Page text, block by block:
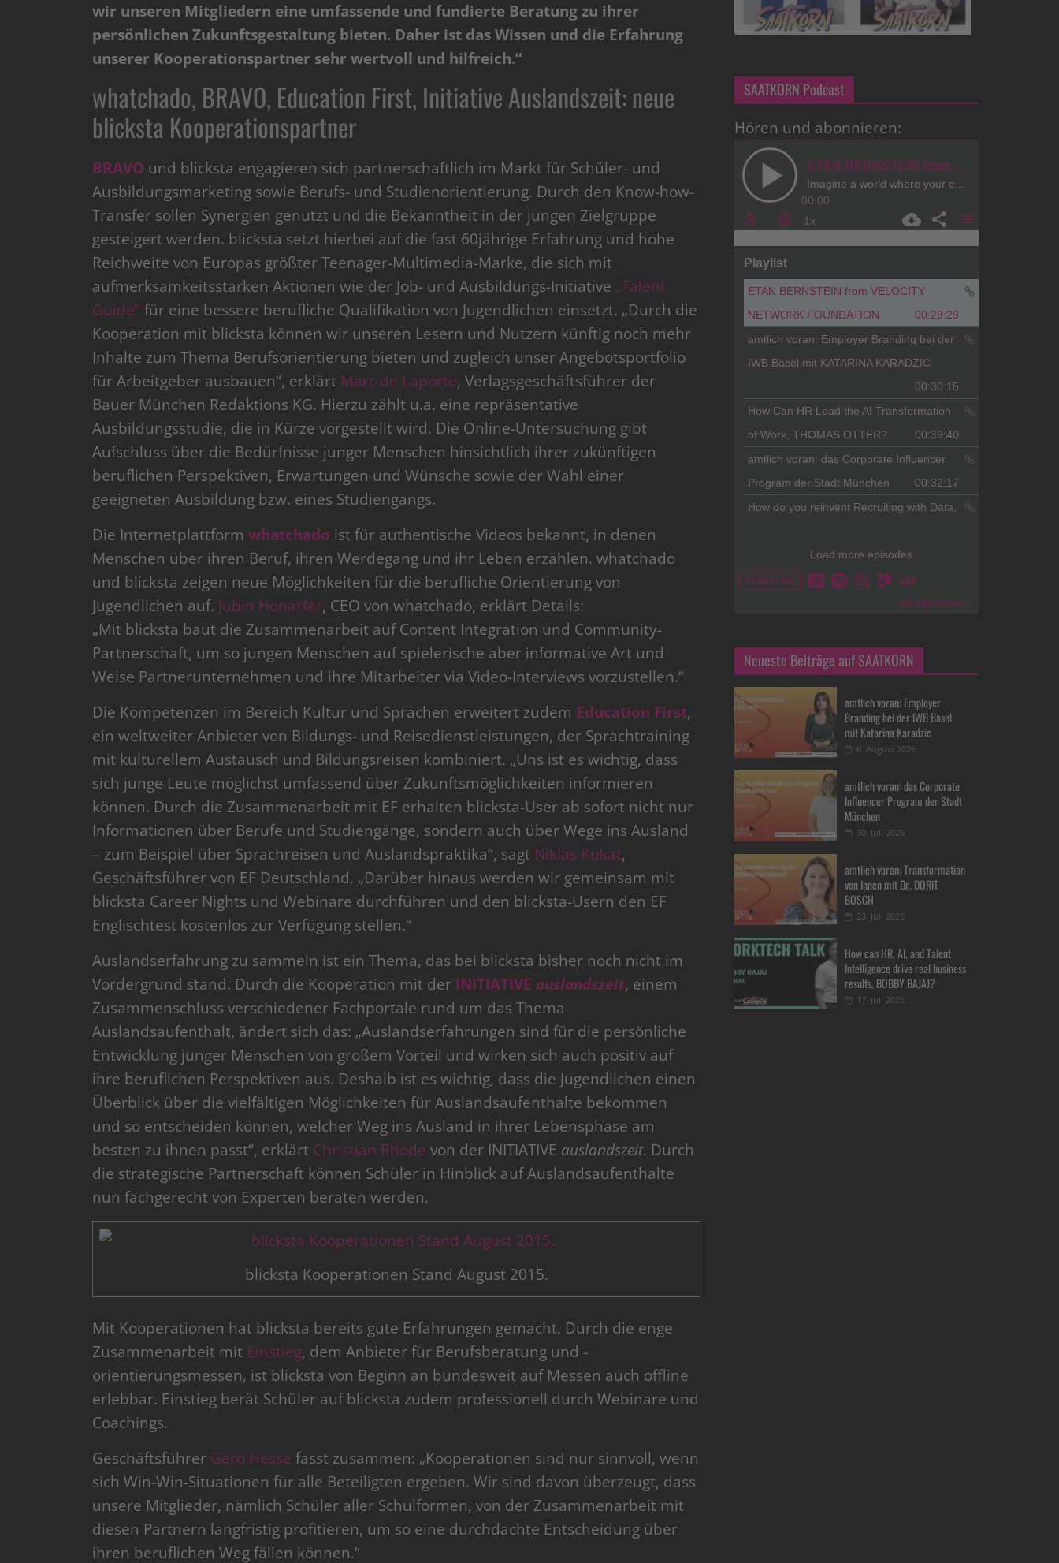
wir unseren Mitgliedern eine umfassende und fundierte Beratung zu ihrer
persönlichen Zukunftsgestaltung bieten. Daher ist das Wissen und die Erfahrung
unserer Kooperationspartner sehr wertvoll und hilfreich.“
whatchado, BRAVO, Education First, Initiative Auslandszeit: neue
blicksta Kooperationspartner
BRAVO und blicksta engagieren sich partnerschaftlich im Markt für Schüler- und
Ausbildungsmarketing sowie Berufs- und Studienorientierung. Durch den Know-how-
Transfer sollen Synergien genutzt und die Bekanntheit in der jungen Zielgruppe
gesteigert werden. blicksta setzt hierbei auf die fast 60jährige Erfahrung und hohe
Reichweite von Europas größter Teenager-Multimedia-Marke, die sich mit
aufmerksamkeitsstarken Aktionen wie der Job- und Ausbildungs-Initiative „Talent
Guide“ für eine bessere berufliche Qualifikation von Jugendlichen einsetzt. „Durch die
Kooperation mit blicksta können wir unseren Lesern und Nutzern künftig noch mehr
Inhalte zum Thema Berufsorientierung bieten und zugleich unser Angebotsportfolio
für Arbeitgeber ausbauen“, erklärt Marc de Laporte, Verlagsgeschäftsführer der
Bauer München Redaktions KG. Hierzu zählt u.a. eine repräsentative
Ausbildungsstudie, die in Kürze vorgestellt wird. Die Online-Untersuchung gibt
Aufschluss über die Bedürfnisse junger Menschen hinsichtlich ihrer zukünftigen
beruflichen Perspektiven, Erwartungen und Wünsche sowie der Wahl einer
geeigneten Ausbildung bzw. eines Studiengangs.
Die Internetplattform whatchado ist für authentische Videos bekannt, in denen
Menschen über ihren Beruf, ihren Werdegang und ihr Leben erzählen. whatchado
und blicksta zeigen neue Möglichkeiten für die berufliche Orientierung von
Jugendlichen auf. Jubin Honarfar, CEO von whatchado, erklärt Details:
„Mit blicksta baut die Zusammenarbeit auf Content Integration und Community-
Partnerschaft, um so jungen Menschen auf spielerische aber informative Art und
Weise Partnerunternehmen und ihre Mitarbeiter via Video-Interviews vorzustellen.“
Die Kompetenzen im Bereich Kultur und Sprachen erweitert zudem Education First,
ein weltweiter Anbieter von Bildungs- und Reisedienstleistungen, der Sprachtraining
mit kulturellem Austausch und Bildungsreisen kombiniert. „Uns ist es wichtig, dass
sich junge Leute möglichst umfassend über Zukunftsmöglichkeiten informieren
können. Durch die Zusammenarbeit mit EF erhalten blicksta-User ab sofort nicht nur
Informationen über Berufe und Studiengänge, sondern auch über Wege ins Ausland
– zum Beispiel über Sprachreisen und Auslandspraktika“, sagt Niklas Kukat,
Geschäftsführer von EF Deutschland. „Darüber hinaus werden wir gemeinsam mit
blicksta Career Nights und Webinare durchführen und den blicksta-Usern den EF
Englischtest kostenlos zur Verfügung stellen.“
Auslandserfahrung zu sammeln ist ein Thema, das bei blicksta bisher noch nicht im
Vordergrund stand. Durch die Kooperation mit der INITIATIVE auslandszeit, einem
Zusammenschluss verschiedener Fachportale rund um das Thema
Auslandsaufenthalt, ändert sich das: „Auslandserfahrungen sind für die persönliche
Entwicklung junger Menschen von großem Vorteil und wirken sich auch positiv auf
ihre beruflichen Perspektiven aus. Deshalb ist es wichtig, dass die Jugendlichen einen
Überblick über die vielfältigen Möglichkeiten für Auslandsaufenthalte bekommen
und so entscheiden können, welcher Weg ins Ausland in ihrer Lebensphase am
besten zu ihnen passt“, erklärt Christian Rhode von der INITIATIVE auslandszeit. Durch
die strategische Partnerschaft können Schüler in Hinblick auf Auslandsaufenthalte
nun fachgerecht von Experten beraten werden.
blicksta Kooperationen Stand August 2015.
Mit Kooperationen hat blicksta bereits gute Erfahrungen gemacht. Durch die enge
Zusammenarbeit mit Einstieg, dem Anbieter für Berufsberatung und -
orientierungsmessen, ist blicksta von Beginn an bundesweit auf Messen auch offline
erlebbar. Einstieg berät Schüler auf blicksta zudem professionell durch Webinare und
Coachings.
Geschäftsführer Gero Hesse fasst zusammen: „Kooperationen sind nur sinnvoll, wenn
sich Win-Win-Situationen für alle Beteiligten ergeben. Wir sind davon überzeugt, dass
unsere Mitglieder, nämlich Schüler aller Schulformen, von der Zusammenarbeit mit
diesen Partnern langfristig profitieren, um so eine durchdachte Entscheidung über
ihren beruflichen Weg fällen können.“
SAATKORN Podcast
Hören und abonnieren:
Neueste Beiträge auf SAATKORN
amtlich voran: Employer
Branding bei der IWB Basel
mit Katarina Karadzic
6. August 2026
amtlich voran: das Corporate
Influencer Program der Stadt
München
30. Juli 2026
amtlich voran: Transformation
von Innen mit Dr. DORIT
BOSCH
23. Juli 2026
How can HR, AI, and Talent
Intelligence drive real business
results, BOBBY BAJAJ?
17. Juli 2026